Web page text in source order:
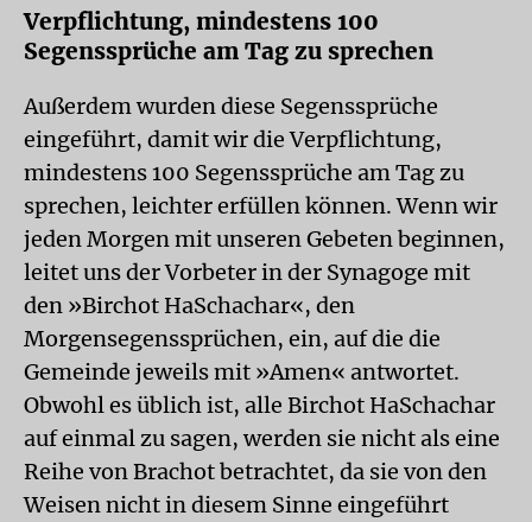
Verpflichtung, mindestens 100
Segenssprüche am Tag zu sprechen
Außerdem wurden diese Segenssprüche
eingeführt, damit wir die Verpflichtung,
mindestens 100 Segenssprüche am Tag zu
sprechen, leichter erfüllen können. Wenn wir
jeden Morgen mit unseren Gebeten beginnen,
leitet uns der Vorbeter in der Synagoge mit
den »Birchot HaSchachar«, den
Morgensegenssprüchen, ein, auf die die
Gemeinde jeweils mit »Amen« antwortet.
Obwohl es üblich ist, alle Birchot HaSchachar
auf einmal zu sagen, werden sie nicht als eine
Reihe von Brachot betrachtet, da sie von den
Weisen nicht in diesem Sinne eingeführt